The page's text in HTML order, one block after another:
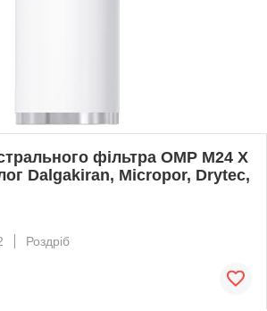
фільтра OMP M24 X
Dalgakiran, Micropor, Drytec,
Роздріб